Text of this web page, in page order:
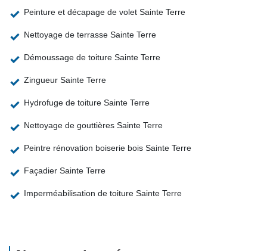
Peinture et décapage de volet Sainte Terre
Nettoyage de terrasse Sainte Terre
Démoussage de toiture Sainte Terre
Zingueur Sainte Terre
Hydrofuge de toiture Sainte Terre
Nettoyage de gouttières Sainte Terre
Peintre rénovation boiserie bois Sainte Terre
Façadier Sainte Terre
Imperméabilisation de toiture Sainte Terre